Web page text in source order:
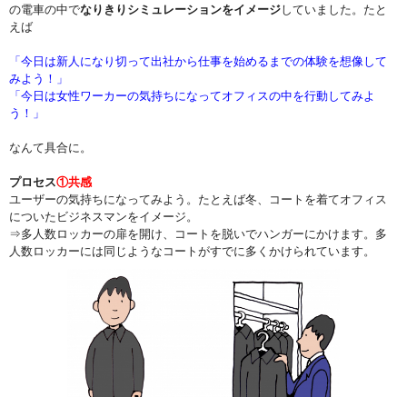
の電車の中でなりきりシミュレーションをイメージしていました。たと
えば
「今日は新人になり切って出社から仕事を始めるまでの体験を想像して
みよう！」
「今日は女性ワーカーの気持ちになってオフィスの中を行動してみよ
う！」
なんて具合に。
プロセス①共感
ユーザーの気持ちになってみよう。たとえば冬、コートを着てオフィス
についたビジネスマンをイメージ。
⇒多人数ロッカーの扉を開け、コートを脱いでハンガーにかけます。多
人数ロッカーには同じようなコートがすでに多くかけられています。